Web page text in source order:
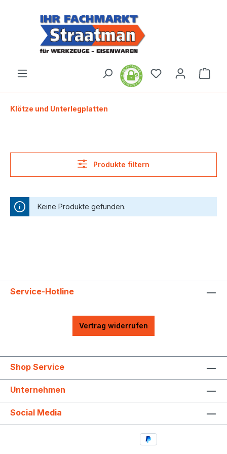
Klötze und Unterlegplatten
Produkte filtern
Keine Produkte gefunden.
Service-Hotline
Vertrag widerrufen
Shop Service
Unternehmen
Social Media